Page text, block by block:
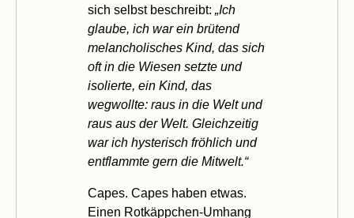
sich selbst beschreibt: „Ich
glaube, ich war ein brütend
melancholisches Kind, das sich
oft in die Wiesen setzte und
isolierte, ein Kind, das
wegwollte: raus in die Welt und
raus aus der Welt. Gleichzeitig
war ich hysterisch fröhlich und
entflammte gern die Mitwelt.“
Capes. Capes haben etwas.
Einen Rotkäppchen-Umhang